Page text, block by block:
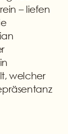
– liefen
welcher